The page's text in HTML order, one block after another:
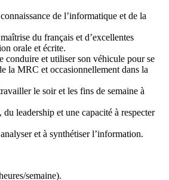
de l’informatique et de la
du français et d’excellentes
orale et écrite.
conduire et utiliser son véhicule pour se
la MRC et occasionnellement dans la
le soir et les fins de semaine à
leadership et une capacité à respecter
et à synthétiser l’information.
semaine).